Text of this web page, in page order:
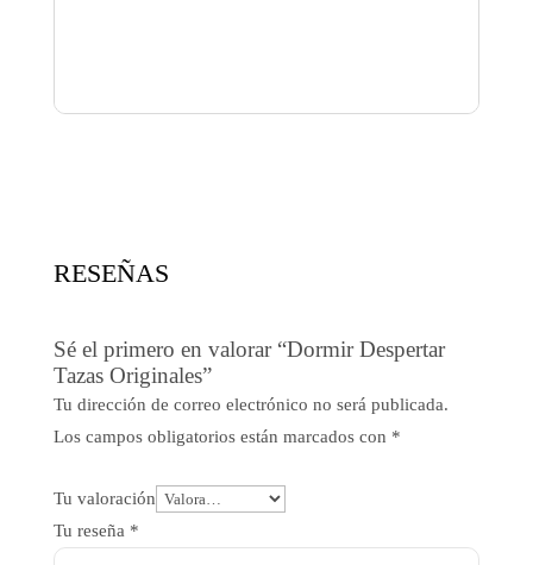
RESEÑAS
Sé el primero en valorar “Dormir Despertar
Tazas Originales”
Tu dirección de correo electrónico no será publicada.
Los campos obligatorios están marcados con *
Tu valoración
Tu reseña *